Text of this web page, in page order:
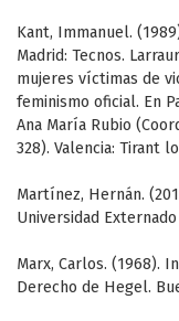
Kant, Immanuel.
Madrid: Tecnos.
mujeres víctimas de
feminismo oficial. En
Ana María Rubio
328). Valencia: Tirant
Martínez, Hernán.
Universidad
Marx, Carlos. (1968).
Derecho de Hegel.